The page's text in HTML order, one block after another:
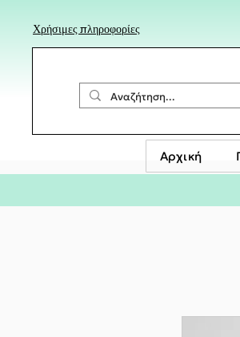
Χρήσιμες πληροφορίες
Αρχική